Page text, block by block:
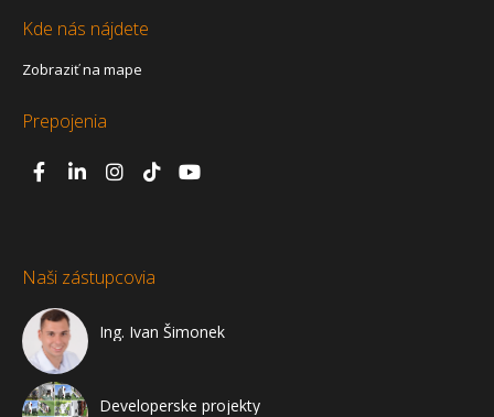
Kde nás nájdete
Zobraziť na mape
Prepojenia
Naši zástupcovia
Ing. Ivan Šimonek
Developerske projekty